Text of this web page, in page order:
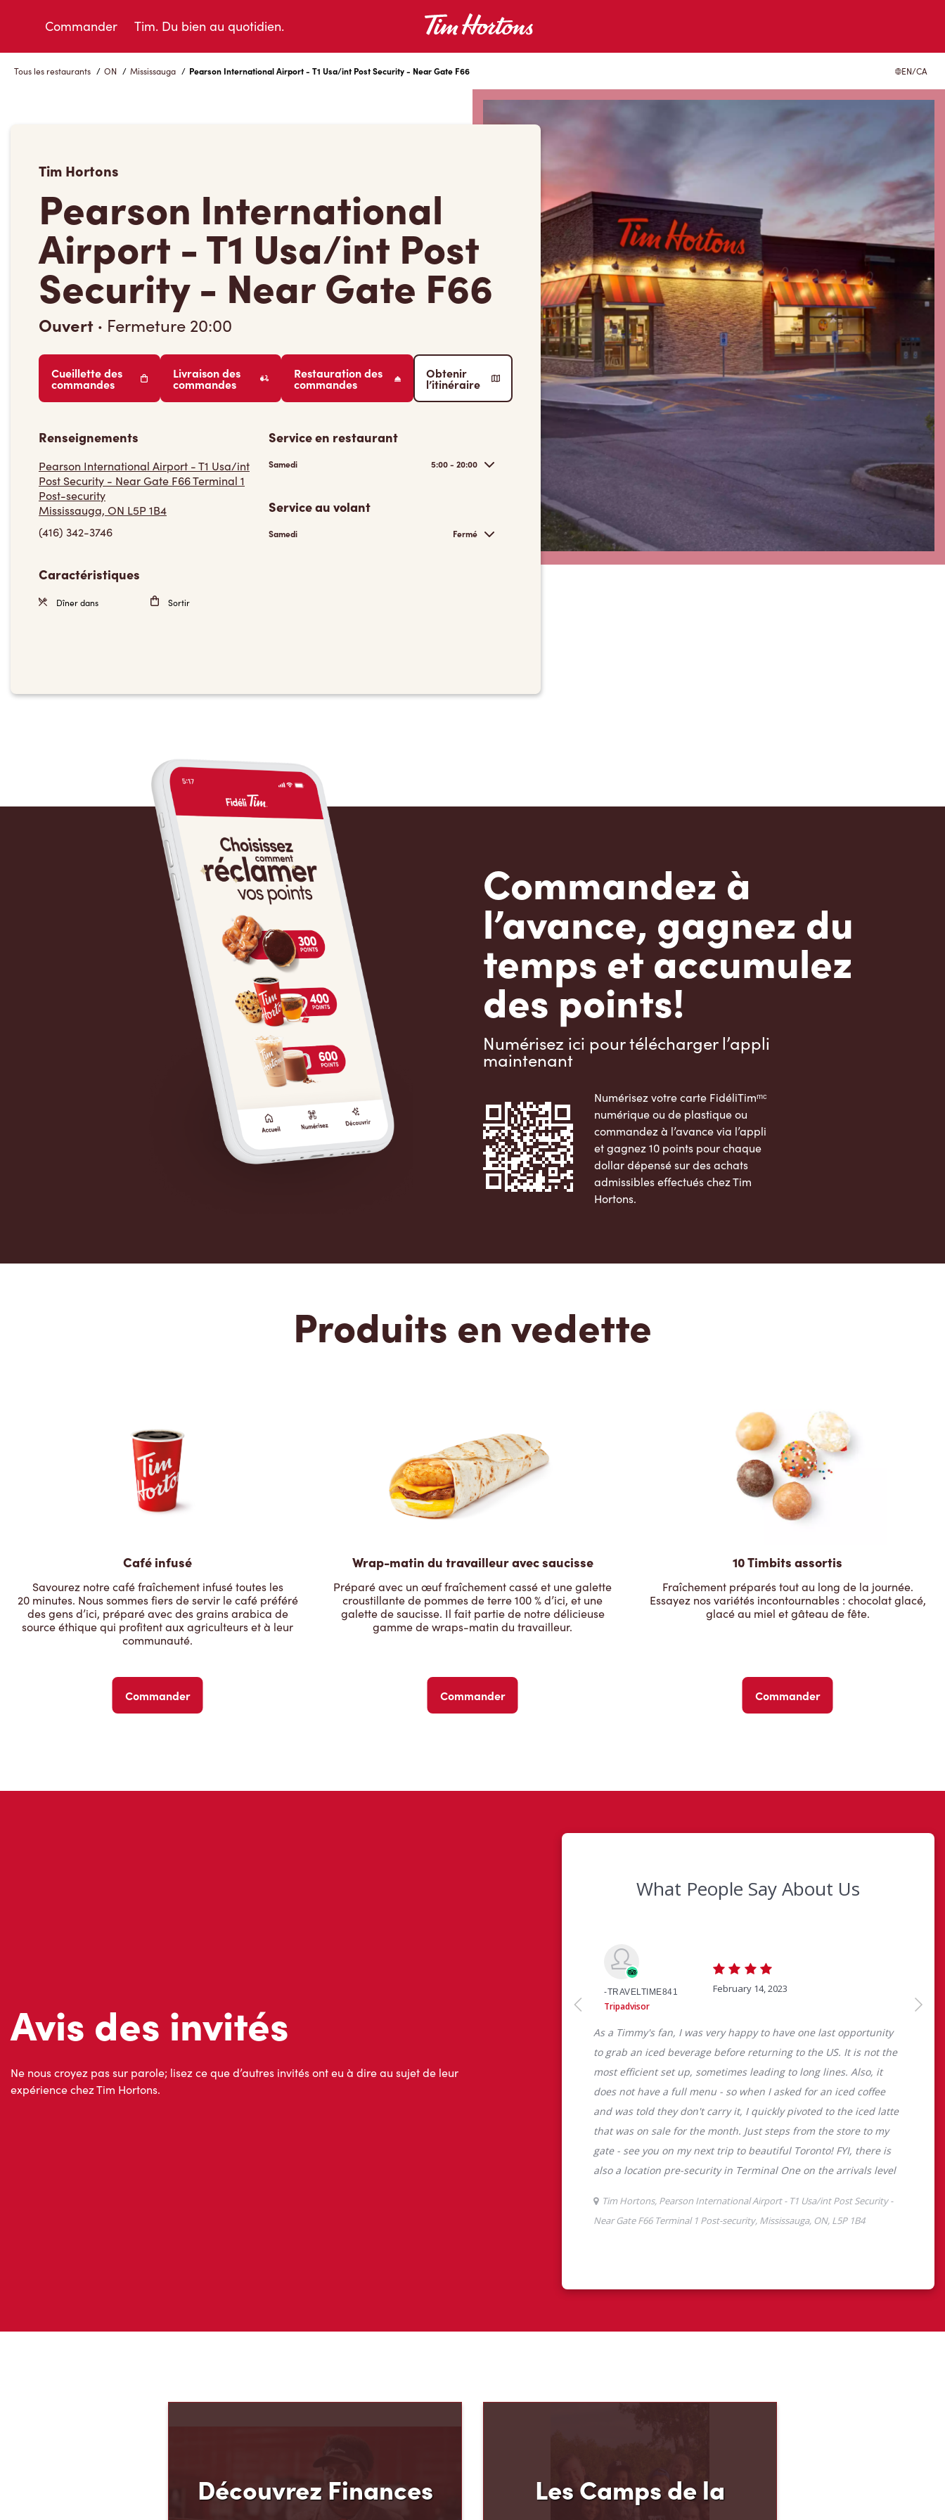
Commander Tim. Du bien au quotidien.
Tous les restaurants / ON / Mississauga / Pearson International Airport - T1 Usa/int Post Security - Near Gate F66 EN/CA
Tim Hortons
Pearson International
Airport - T1 Usa/int Post
Security - Near Gate F66
Ouvert · Fermeture 20:00
Cueillette des
commandes
Livraison des
commandes
Restauration des
commandes
Obtenir
l’itinéraire
Renseignements
Pearson International Airport - T1 Usa/int
Post Security - Near Gate F66 Terminal 1
Post-security
Mississauga, ON L5P 1B4
(416) 342-3746
Caractéristiques
Dîner dans Sortir
Service en restaurant
Samedi 5:00 - 20:00
Service au volant
Samedi Fermé
Commandez à
l’avance, gagnez du
temps et accumulez
des points!
Numérisez ici pour télécharger l’appli
maintenant
Numérisez votre carte FidéliTimᵐᶜ
numérique ou de plastique ou
commandez à l’avance via l’appli
et gagnez 10 points pour chaque
dollar dépensé sur des achats
admissibles effectués chez Tim
Hortons.
Produits en vedette
Café infusé
Savourez notre café fraîchement infusé toutes les
20 minutes. Nous sommes fiers de servir le café préféré
des gens d’ici, préparé avec des grains arabica de
source éthique qui profitent aux agriculteurs et à leur
communauté.
Commander
Wrap-matin du travailleur avec saucisse
Préparé avec un œuf fraîchement cassé et une galette
croustillante de pommes de terre 100 % d’ici, et une
galette de saucisse. Il fait partie de notre délicieuse
gamme de wraps-matin du travailleur.
Commander
10 Timbits assortis
Fraîchement préparés tout au long de la journée.
Essayez nos variétés incontournables : chocolat glacé,
glacé au miel et gâteau de fête.
Commander
Avis des invités
Ne nous croyez pas sur parole; lisez ce que d’autres invités ont eu à dire au sujet de leur